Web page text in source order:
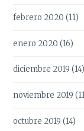
febrero 2020 (11)
enero 2020 (16)
diciembre 2019 (14)
noviembre 2019
octubre 2019 (14)